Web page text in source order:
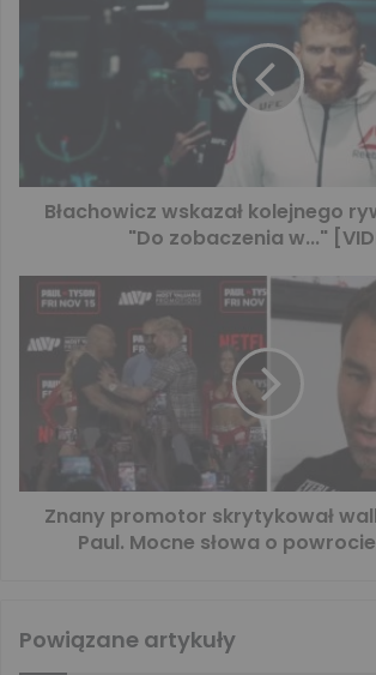
Błachowicz wskazał kolejnego
"Do zobaczenia w..."
Znany promotor skrytykował
Paul. Mocne słowa o
Powiązane artykuły